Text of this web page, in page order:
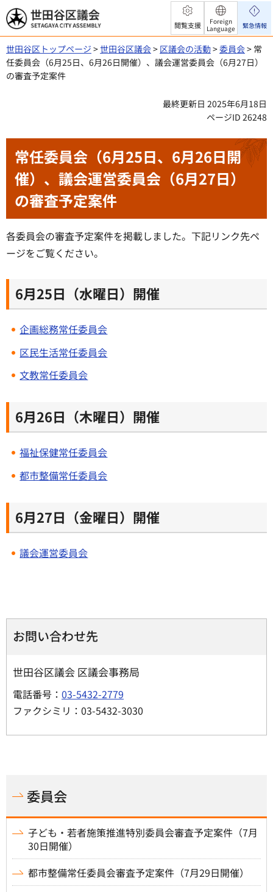
世田谷区議会
閲覧支援
Foreign
Language
緊急情報
世田谷区トップページ >世田谷区議会> 区議会の活動>委員会> 常
任委員会（6月25日、6月26日開催）、議会運営委員会（6月27日）
の審査予定案件
最終更新日 2025年6月18日
ページID 26248
常任委員会（6月25日、6月26日開
催）、議会運営委員会（6月27日）
の審査予定案件
各委員会の審査予定案件を掲載しました。下記リンク先ペ
ージをご覧ください。
6月25日（水曜日）開催
企画総務常任委員会
区民生活常任委員会
文教常任委員会
6月26日（木曜日）開催
福祉保健常任委員会
都市整備常任委員会
6月27日（金曜日）開催
議会運営委員会
お問い合わせ先
世田谷区議会 区議会事務局
電話番号： 03-5432-2779
ファクシミリ：03-5432-3030
委員会
子ども・若者施策推進特別委員会審査予定案件（7月
30日開催）
都市整備常任委員会審査予定案件（7月29日開催）